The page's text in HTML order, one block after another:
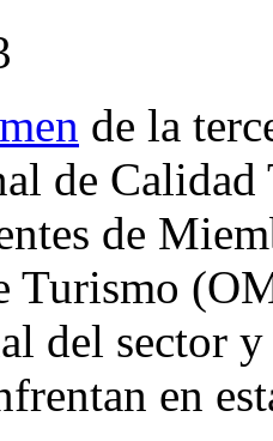
de la
de Calidad
de
Turismo
del sector
en